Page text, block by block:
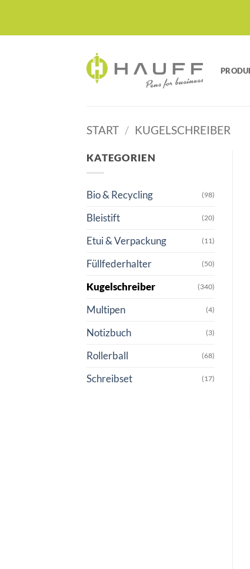
springen
START / KUGELSCHREIBER
KATEGORIEN
Bio & Recycling (98)
Bleistift (20)
Etui & Verpackung (11)
Füllfederhalter (50)
Kugelschreiber (340)
Multipen (4)
Notizbuch (3)
Rollerball (68)
Schreibset (17)